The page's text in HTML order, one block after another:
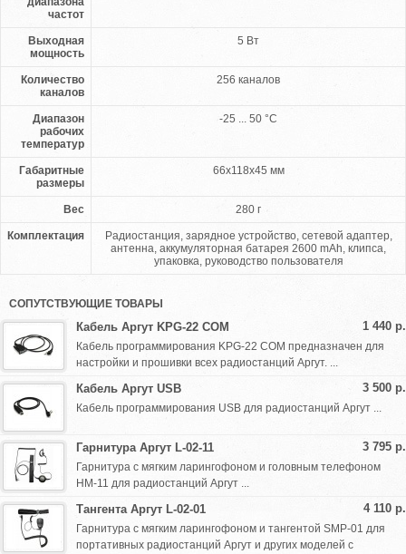
частот
Выходная
мощность
5 Вт
Количество
каналов
256 каналов
Диапазон
рабочих
температур
-25 ... 50 °С
Габаритные
размеры
66x118x45 мм
Вес 280 г
Комплектация
Радиостанция, зарядное устройство, сетевой адаптер,
антенна, аккумуляторная батарея 2600 mAh, клипса,
упаковка, руководство пользователя
СОПУТСТВУЮЩИЕ ТОВАРЫ
1 440 р.
Кабель Аргут KPG-22 COM
Кабель программирования KPG-22 COM предназначен для
настройки и прошивки всех радиостанций Аргут. ...
3 500 р.
Кабель Аргут USB
Кабель программирования USB для радиостанций Аргут ...
3 795 р.
Гарнитура Аргут L-02-11
Гарнитура с мягким ларингофоном и головным телефоном
НМ-11 для радиостанций Аргут ...
4 110 р.
Тангента Аргут L-02-01
Гарнитура с мягким ларингофоном и тангентой SMP-01 для
портативных радиостанций Аргут и других моделей с